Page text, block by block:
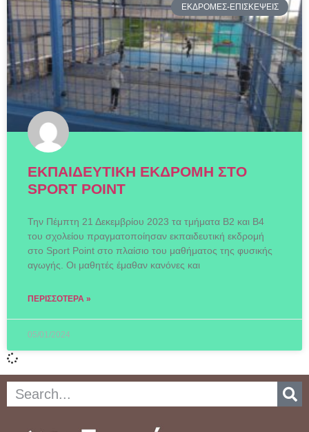
ΕΚΔΡΟΜΕΣ-ΕΠΙΣΚΕΨΕΙΣ
ΕΚΠΑΙΔΕΥΤΙΚΗ ΕΚΔΡΟΜΗ ΣΤΟ
SPORT POINT
Την Πέμπτη 21 Δεκεμβρίου 2023 τα τμήματα Β2 και Β4
του σχολείου πραγματοποίησαν εκπαιδευτική εκδρομή
στο Sport Point στο πλαίσιο του μαθήματος της φυσικής
αγωγής. Οι μαθητές έμαθαν κανόνες και
ΠΕΡΙΣΣΌΤΕΡΑ »
05/01/2024